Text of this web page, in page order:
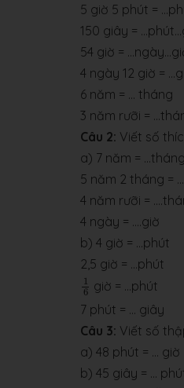
5 giờ 5 phút =
150 giây =
54 giờ =
4 ngày 12 giờ =
6 năm = … tháng
3 năm rưỡi =
Câu 2: Viết số
a) 7 năm = ...tháng
5 năm 2 tháng =
4 năm rưỡi =
4 ngày = ....giờ
b) 4 giờ = ...phút
2,5 giờ = ...phút
1
6
16 giờ = ...phút
7 phút = ... giây
Câu 3: Viết số
a) 48 phút = ... giờ
b) 45 giây = ...